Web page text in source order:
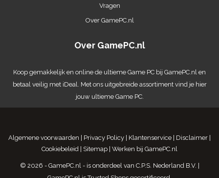
Vragen
Over GamePC.nl
Over GamePC.nl
Koop gemakkelijk en online de ultieme Game PC bij GamePC.nl en
betaal veilig met iDeal. Met ons uitgebreide assortiment vind je hier
jouw ultieme Game PC.
Algemene voorwaarden | Privacy Policy | Klantenservice | Disclaimer |
Cookiebeleid | Sitemap | Werken bij GamePC.nl
© 2026 - GamePC.nl - is onderdeel van C.P.S. Nederland B.V. |